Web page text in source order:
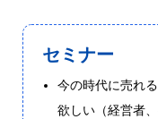
セミナー
今の時代に売れ
欲しい（経営者